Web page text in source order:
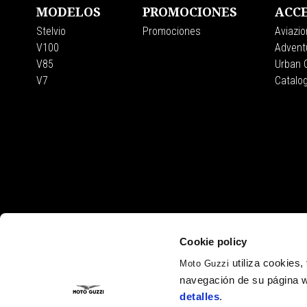
Cookie policy
Moto Guzzi utiliza cookies,
navegación de su página
detalles.
MODELOS
Stelvio
V100
V85
V7
PROMOCIONES
Promociones
Urban